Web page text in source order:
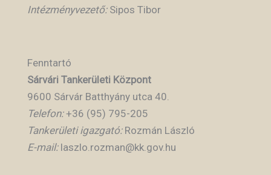
Intézményvezető:Sipos Tibor
Fenntartó
Sárvári Tankerületi Központ
9600 Sárvár Batthyány utca 40.
Telefon:+36 (95) 795-205
Tankerületi igazgató:Rozmán László
E-mail:laszlo.rozman@kk.gov.hu